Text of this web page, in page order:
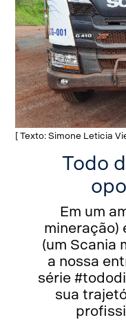
[ Texto: Simone Leticia
Todo
Em um
mineração)
(um Scania
a nossa
série
sua